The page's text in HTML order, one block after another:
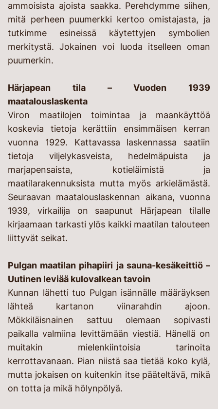
ammoisista ajoista saakka. Perehdymme siihen,
mitä perheen puumerkki kertoo omistajasta, ja
tutkimme esineissä käytettyjen symbolien
merkitystä. Jokainen voi luoda itselleen oman
puumerkin.
Härjapean tila – Vuoden 1939
maatalouslaskenta
Viron maatilojen toimintaa ja maankäyttöä
koskevia tietoja kerättiin ensimmäisen kerran
vuonna 1929. Kattavassa laskennassa saatiin
tietoja viljelykasveista, hedelmäpuista ja
marjapensaista, kotieläimistä ja
maatilarakennuksista mutta myös arkielämästä.
Seuraavan maatalouslaskennan aikana, vuonna
1939, virkailija on saapunut Härjapean tilalle
kirjaamaan tarkasti ylös kaikki maatilan talouteen
liittyvät seikat.
Pulgan maatilan pihapiiri ja sauna-kesäkeittiö –
Uutinen leviää kulovalkean tavoin
Kunnan lähetti tuo Pulgan isännälle määräyksen
lähteä kartanon viinarahdin ajoon.
Mökkiläisnainen sattuu olemaan sopivasti
paikalla valmiina levittämään viestiä. Hänellä on
muitakin mielenkiintoisia tarinoita
kerrottavanaan. Pian niistä saa tietää koko kylä,
mutta jokaisen on kuitenkin itse pääteltävä, mikä
on totta ja mikä hölynpölyä.